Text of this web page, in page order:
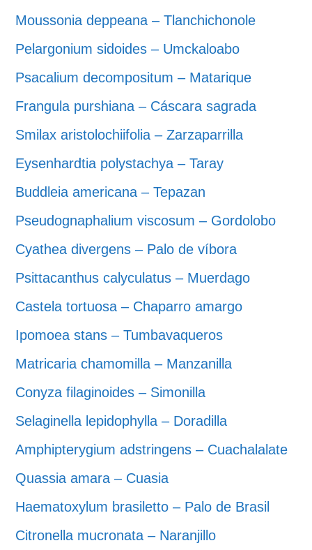
Moussonia deppeana – Tlanchichonole
Pelargonium sidoides – Umckaloabo
Psacalium decompositum – Matarique
Frangula purshiana – Cáscara sagrada
Smilax aristolochiifolia – Zarzaparrilla
Eysenhardtia polystachya – Taray
Buddleia americana – Tepazan
Pseudognaphalium viscosum – Gordolobo
Cyathea divergens – Palo de víbora
Psittacanthus calyculatus – Muerdago
Castela tortuosa – Chaparro amargo
Ipomoea stans – Tumbavaqueros
Matricaria chamomilla – Manzanilla
Conyza filaginoides – Simonilla
Selaginella lepidophylla – Doradilla
Amphipterygium adstringens – Cuachalalate
Quassia amara – Cuasia
Haematoxylum brasiletto – Palo de Brasil
Citronella mucronata – Naranjillo